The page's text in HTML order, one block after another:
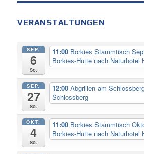
VERANSTALTUNGEN
SEP.
6
So.
11:00 Borkies Stammtisch
Borkies-Hütte nach Naturhotel
SEP.
27
So.
12:00Abgrillen am
Schlossberg
OKT.
4
So.
11:00 Borkies Stammtisch
Borkies-Hütte nach Naturhotel